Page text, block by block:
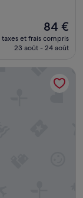
Le
nouveau
prix
de
84 €
84 €
taxes et frais compris
23 août - 24 août